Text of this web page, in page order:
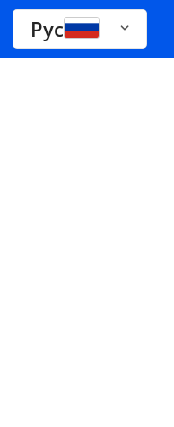
Рус